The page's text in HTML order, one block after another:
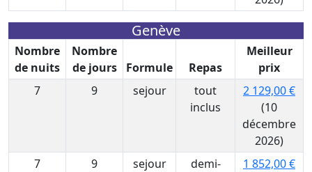
Genève
Nombre
de nuits
Nombre
de jours
Formule Repas
Meilleur
prix
7
9 sejour
tout
inclus
2 129,00 €
(10
décembre
2026)
7
9 sejour
demi-
1 852,00 €